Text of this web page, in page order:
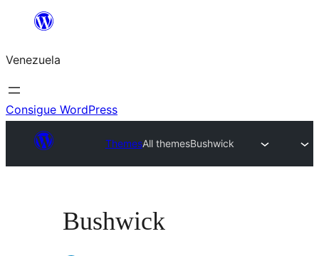
Saltar
contenido
Venezuela
Consigue WordPress
ThemesAll themesBushwick
Bushwick